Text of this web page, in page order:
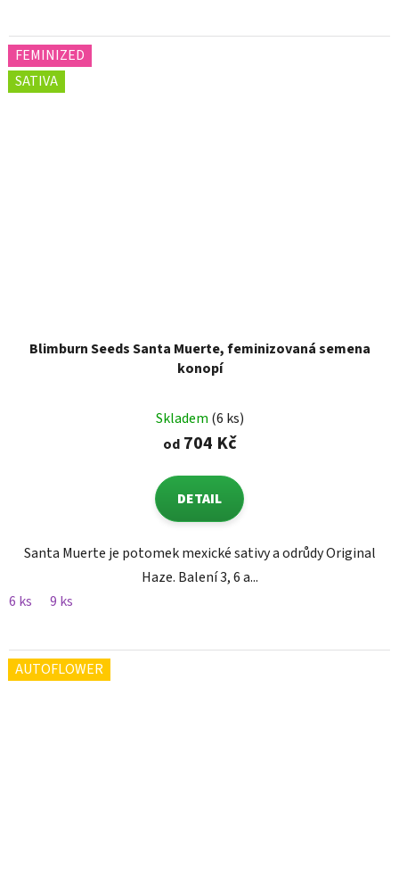
FEMINIZED
SATIVA
Blimburn Seeds Santa Muerte, feminizovaná semena
konopí
Skladem (6 ks)
od704 Kč
DETAIL
Santa Muerte je potomek mexické sativy a odrůdy Original
Haze. Balení 3, 6 a...
6 ks
9 ks
AUTOFLOWER